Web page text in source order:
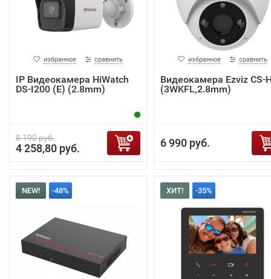
избранное сравнить
IP Видеокамера HiWatch
DS-I200 (E) (2.8mm)
8 190 руб.
4 258,80 руб.
избранное сравнить
Видеокамера Ezviz CS-
(3WKFL,2.8mm)
6 990 руб.
NEW! -48% ХИТ! -35%